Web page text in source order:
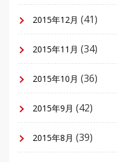
2015年12月 (41)
2015年11月 (34)
2015年10月 (36)
2015年9月 (42)
2015年8月 (39)